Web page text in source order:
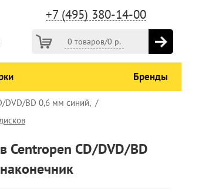
+7 (495) 380-14-00
0 товаров/0 р.
Бренды
DVD/BD 0,6 мм синий,
Centropen CD/DVD/BD